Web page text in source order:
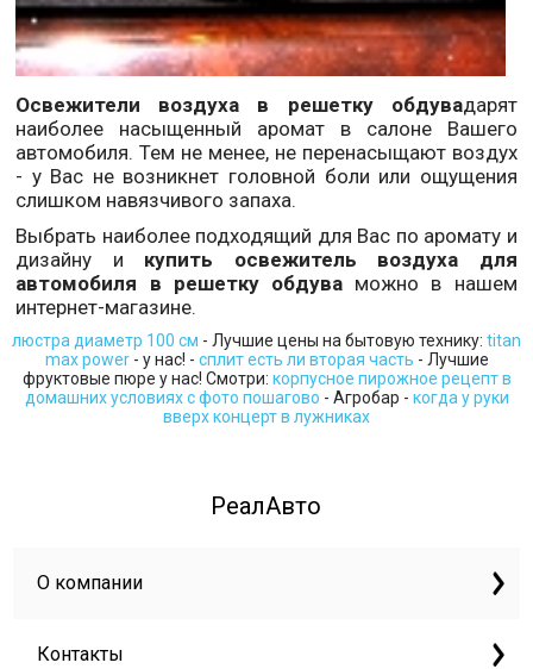
Освежители воздуха в решетку обдувадарят
наиболее насыщенный аромат в салоне Вашего
автомобиля. Тем не менее, не перенасыщают воздух
- у Вас не возникнет головной боли или ощущения
слишком навязчивого запаха.
Выбрать наиболее подходящий для Вас по аромату и
дизайну и купить освежитель воздуха для
автомобиля в решетку обдува можно в нашем
интернет-магазине.
люстра диаметр 100 см - Лучшие цены на бытовую технику: titan
max power- у нас! - сплит есть ли вторая часть - Лучшие
фруктовые пюре у нас! Смотри: корпусное пирожное рецепт в
домашних условиях с фото пошагово - Агробар - когда у руки
вверх концерт в лужниках
РеалАвто
О компании
Контакты